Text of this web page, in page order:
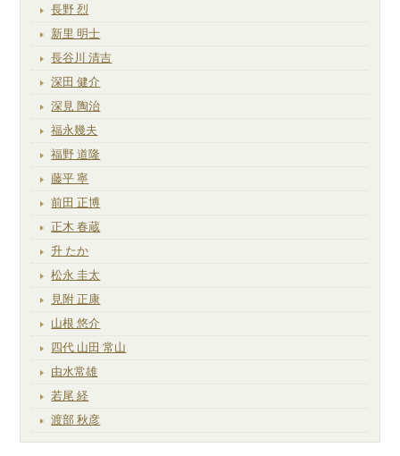
長野 烈
新里 明士
長谷川 清吉
深田 健介
深見 陶治
福永幾夫
福野 道隆
藤平 寧
前田 正博
正木 春蔵
升 たか
松永 圭太
見附 正康
山根 悠介
四代 山田 常山
由水常雄
若尾 経
渡部 秋彦